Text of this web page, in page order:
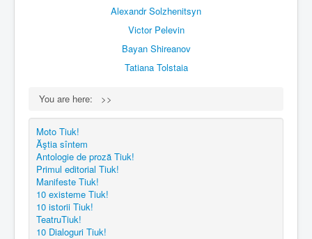
Alexandr Solzhenitsyn
Victor Pelevin
Bayan Shireanov
Tatiana Tolstaia
You are here: >>
Moto Tiuk!
Ăştia sîntem
Antologie de proză Tiuk!
Primul editorial Tiuk!
Manifeste Tiuk!
10 existeme Tiuk!
10 istorii Tiuk!
TeatruTiuk!
10 Dialoguri Tiuk!